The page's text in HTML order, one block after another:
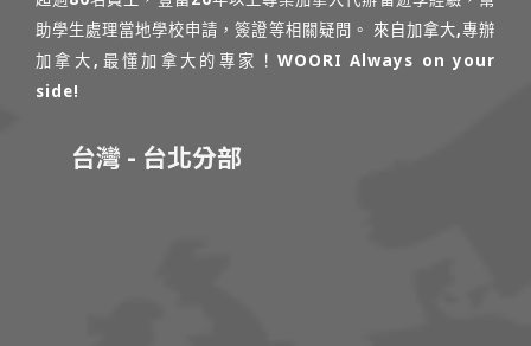
助學生處理當地學校申請，簽證等相關疑問。 來自加拿大,專辦
加拿大,最懂加拿大的專家！WOORI Always on your
side!
台灣 - 台北分部